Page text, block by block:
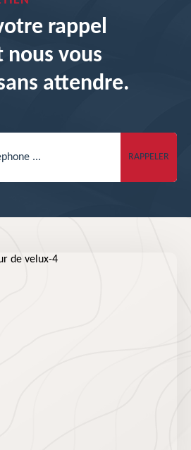
rappel
vous
attendre.